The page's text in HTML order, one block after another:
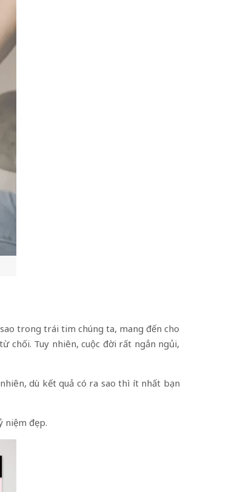
trong trái tim chúng ta, mang đến cho
chối. Tuy nhiên, cuộc đời rất ngắn ngủi,
dù kết quả có ra sao thì ít nhất bạn
niệm đẹp.